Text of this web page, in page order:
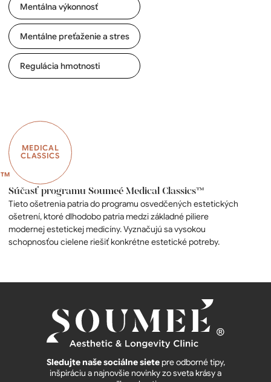
Mentálna výkonnosť
Mentálne preťaženie a stres
Regulácia hmotnosti
MEDICAL
CLASSICS
Súčasť programu Soumeé Medical Classics™
Tieto ošetrenia patria do programu osvedčených estetických
ošetrení, ktoré dlhodobo patria medzi základné piliere
modernej estetickej medicíny. Vyznačujú sa vysokou
schopnosťou cielene riešiť konkrétne estetické potreby.
Sledujte naše sociálne sietepre odborné tipy,
inšpiráciu a najnovšie novinky zo sveta krásy a